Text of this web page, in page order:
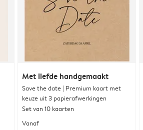
Met liefde handgemaakt
Save the date | Premium kaart met
keuze uit 3 papierafwerkingen
Set van 10 kaarten
Vanaf